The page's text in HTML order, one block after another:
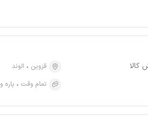
کالا قزوین
الوند
تمام وقت